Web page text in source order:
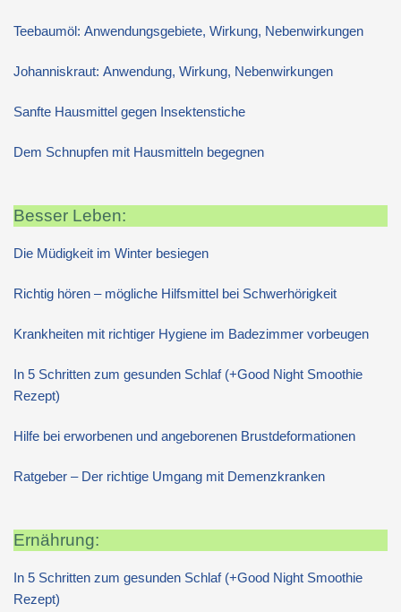
Teebaumöl: Anwendungsgebiete, Wirkung, Nebenwirkungen
Johanniskraut: Anwendung, Wirkung, Nebenwirkungen
Sanfte Hausmittel gegen Insektenstiche
Dem Schnupfen mit Hausmitteln begegnen
Besser Leben:
Die Müdigkeit im Winter besiegen
Richtig hören – mögliche Hilfsmittel bei Schwerhörigkeit
Krankheiten mit richtiger Hygiene im Badezimmer vorbeugen
In 5 Schritten zum gesunden Schlaf (+Good Night Smoothie
Rezept)
Hilfe bei erworbenen und angeborenen Brustdeformationen
Ratgeber – Der richtige Umgang mit Demenzkranken
Ernährung:
In 5 Schritten zum gesunden Schlaf (+Good Night Smoothie
Rezept)